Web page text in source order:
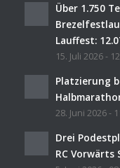
Über 1.750
Lauffest:
15. Juli 2026 -
Platzierung
28. Juni 2026 -
Drei
RC Vorwärts